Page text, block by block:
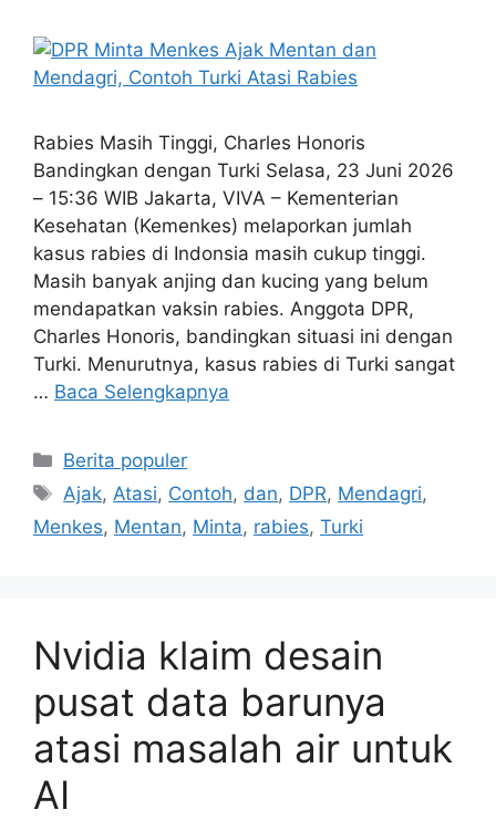
Rabies Masih Tinggi, Charles Honoris
Bandingkan dengan Turki Selasa, 23 Juni 2026
– 15:36 WIB Jakarta, VIVA – Kementerian
Kesehatan (Kemenkes) melaporkan jumlah
kasus rabies di Indonsia masih cukup tinggi.
Masih banyak anjing dan kucing yang belum
mendapatkan vaksin rabies. Anggota DPR,
Charles Honoris, bandingkan situasi ini dengan
Turki. Menurutnya, kasus rabies di Turki sangat
… Baca Selengkapnya
Kategori
Berita populer
Tag
Ajak,Atasi, Contoh, dan, DPR, Mendagri,
Menkes, Mentan, Minta, rabies, Turki
Nvidia klaim desain
pusat data barunya
atasi masalah air untuk
AI